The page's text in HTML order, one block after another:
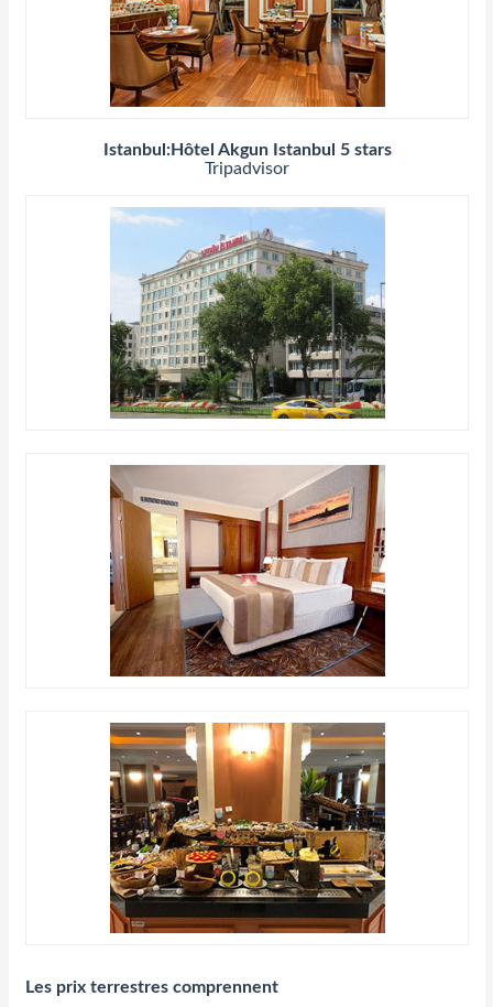
Istanbul:Hôtel Akgun Istanbul 5 stars
Tripadvisor
Les prix terrestres comprennent